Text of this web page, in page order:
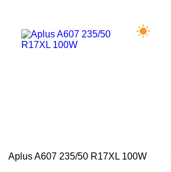
Aplus A607 235/50 R17XL 100W